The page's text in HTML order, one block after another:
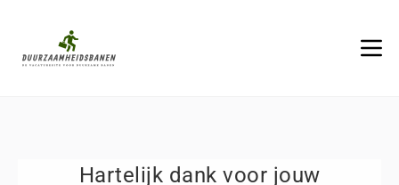
Hartelijk dank voor jouw